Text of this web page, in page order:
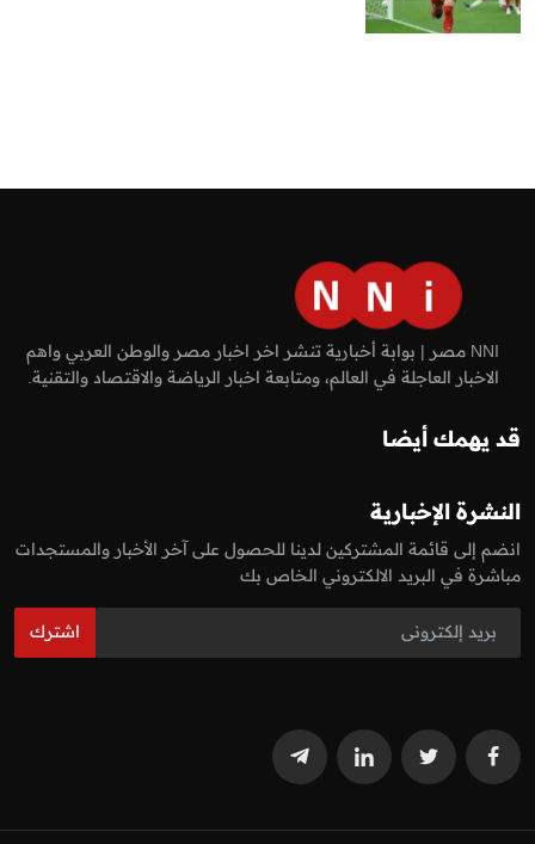
NNI مصر | بوابة أخبارية تنشر اخر اخبار مصر والوطن العربي واهم
الاخبار العاجلة في العالم، ومتابعة اخبار الرياضة والاقتصاد والتقنية.
قد يهمك أيضا
النشرة الإخبارية
انضم إلى قائمة المشتركين لدينا للحصول على آخر الأخبار والمستجدات
مباشرة في البريد الالكتروني الخاص بك
اشترك